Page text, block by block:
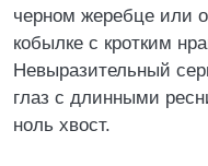
черном жеребце или
кобылке с кротким
Невыразительный
глаз с длинными
ноль хвост.